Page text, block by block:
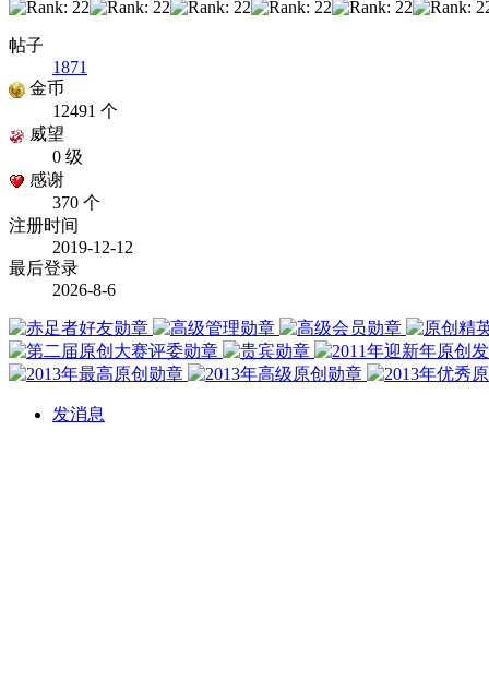
帖子
1871
金币
12491 个
威望
0 级
感谢
370 个
注册时间
2019-12-12
最后登录
2026-8-6
发消息